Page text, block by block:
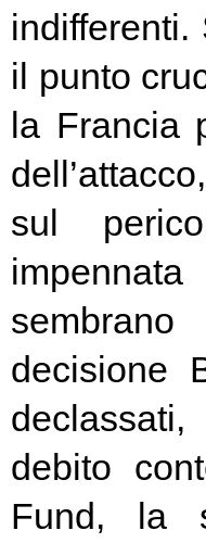
il punto
la Francia
sul
decisione
debito
Fund, la